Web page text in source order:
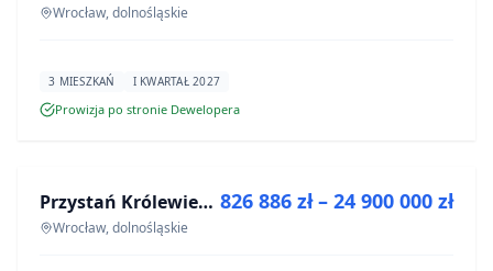
Wrocław, dolnośląskie
3 MIESZKAŃ I KWARTAŁ 2027
Prowizja po stronie Dewelopera
INWESTYCJA Przystań Królewiecka III- lokale usługowe
Wrocław, dolnośląskie
826 886 zł – 24 900 000 zł